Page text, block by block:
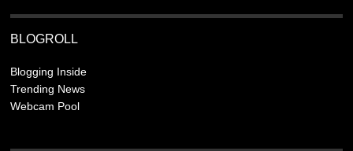
BLOGROLL
Blogging Inside
Trending News
Webcam Pool